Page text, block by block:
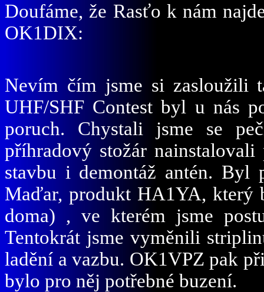
Doufáme, že Rasťo k nám
OK1DIX:
Nevím čím jsme si zasloužili
UHF/SHF Contest byl u nás
poruch. Chystali jsme se
příhradový stožár
stavbu i demontáž antén. Byl
Maďar, produkt HA1YA, který
doma) , ve kterém jsme
Tentokrát jsme vyměnili
ladění a vazbu. OK1VPZ pak
bylo pro něj potřebné buzení.